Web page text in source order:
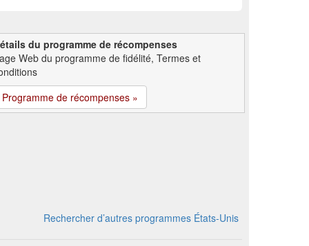
du programme de récompenses
Web du programme de fidélité, Termes et
Programme de récompenses »
Rechercher d’autres programmes États-Unis